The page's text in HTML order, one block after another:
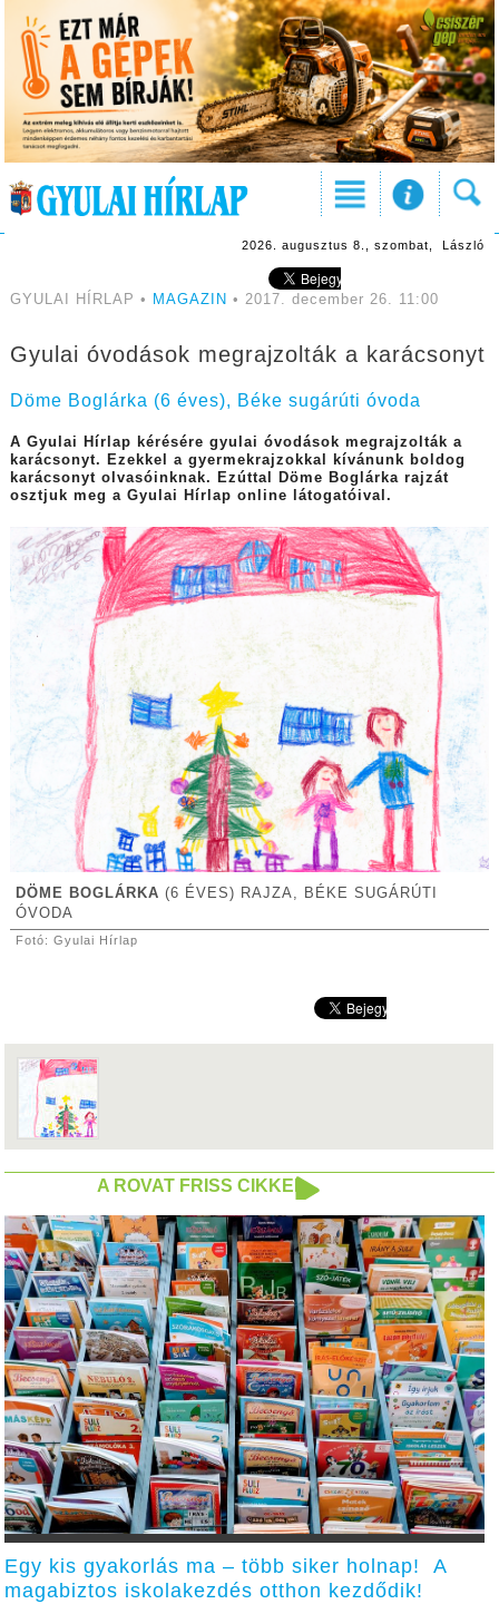
2026. augusztus 8., szombat, László
GYULAI HÍRLAP • MAGAZIN • 2017. december 26. 11:00
Gyulai óvodások megrajzolták a karácsonyt
Döme Boglárka (6 éves), Béke sugárúti óvoda
A Gyulai Hírlap kérésére gyulai óvodások megrajzolták a
karácsonyt. Ezekkel a gyermekrajzokkal kívánunk boldog
karácsonyt olvasóinknak. Ezúttal Döme Boglárka rajzát
osztjuk meg a Gyulai Hírlap online látogatóival.
DÖME BOGLÁRKA (6 ÉVES) RAJZA, BÉKE SUGÁRÚTI
ÓVODA
Fotó: Gyulai Hírlap
A ROVAT FRISS CIKKEI
Egy kis gyakorlás ma – több siker holnap! A
magabiztos iskolakezdés otthon kezdődik!